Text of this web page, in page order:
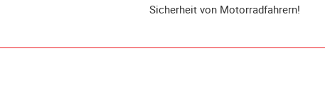
Sicherheit von Motorradfahrern!